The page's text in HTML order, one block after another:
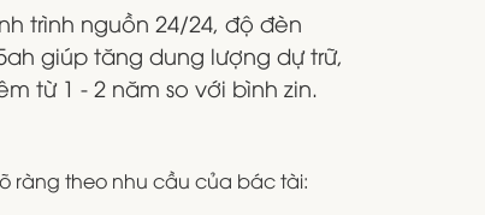
trình nguồn 24/24, độ đèn
giúp tăng dung lượng dự trữ,
từ 1 - 2 năm so với bình zin.
ràng theo nhu cầu của bác tài: